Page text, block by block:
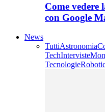
Come vedere
con Google
News
TuttiAstronomia
TechInterviste
Tecnologie